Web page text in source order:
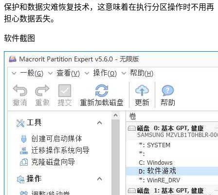
保护和数据灾难恢复技术，这意味着在执行分区操作时不用再
担心数据丢失。
软件截图